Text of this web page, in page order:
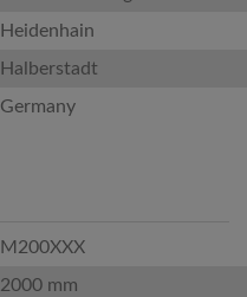
Heidenhain
Halberstadt
Germany
M200XXX
2000 mm